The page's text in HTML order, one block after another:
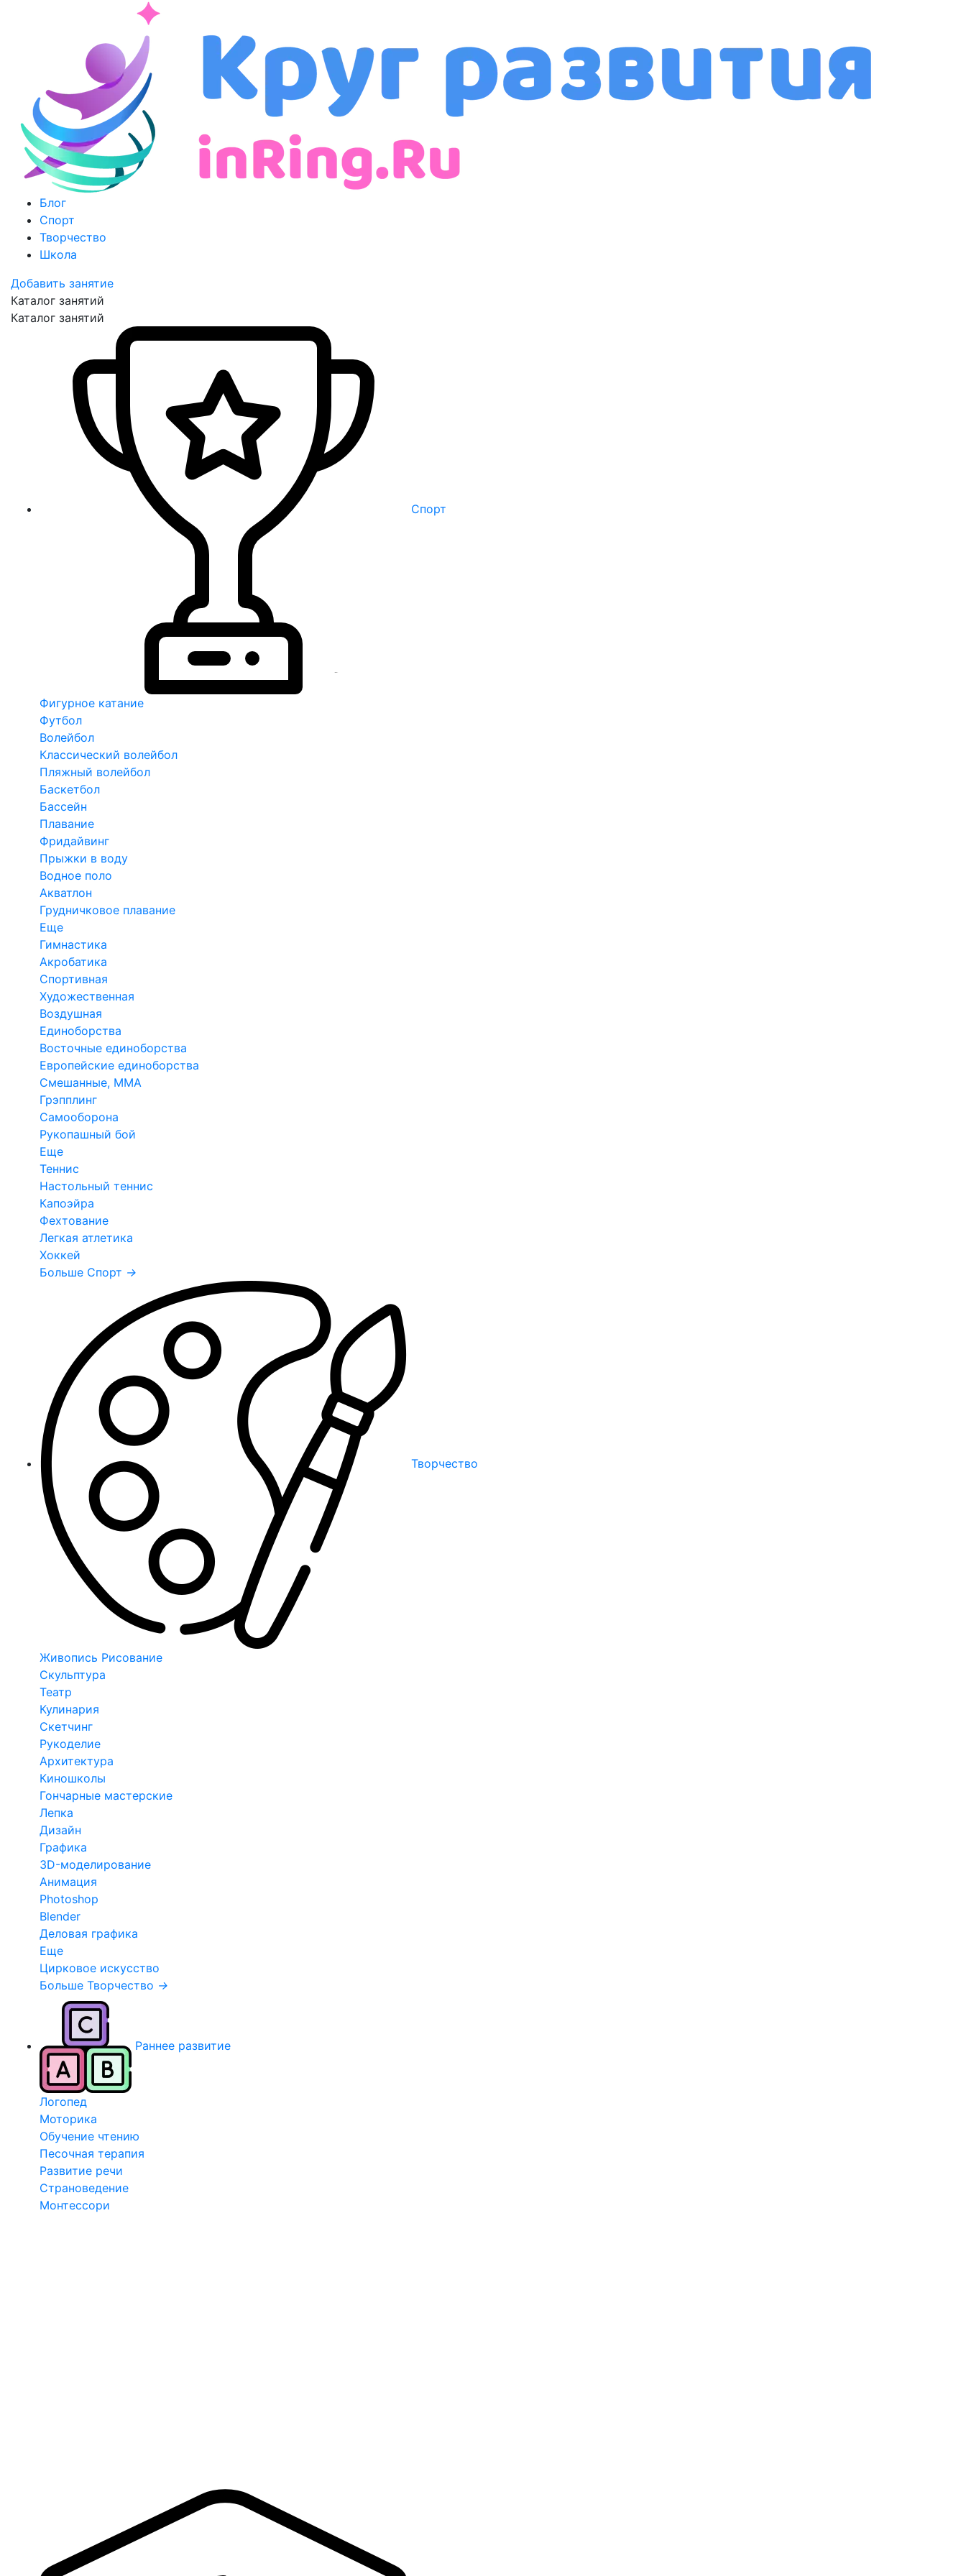
Блог
Спорт
Творчество
Школа
Добавить занятие
Каталог занятий
Каталог занятий
Спорт
Фигурное катание
Футбол
Волейбол
Классический волейбол
Пляжный волейбол
Баскетбол
Бассейн
Плавание
Фридайвинг
Прыжки в воду
Водное поло
Акватлон
Грудничковое плавание
Еще
Гимнастика
Акробатика
Спортивная
Художественная
Воздушная
Единоборства
Восточные единоборства
Европейские единоборства
Смешанные, ММА
Грэпплинг
Самооборона
Рукопашный бой
Еще
Теннис
Настольный теннис
Капоэйра
Фехтование
Легкая атлетика
Хоккей
Больше Спорт →
Творчество
Живопись Рисование
Скульптура
Театр
Кулинария
Скетчинг
Рукоделие
Архитектура
Киношколы
Гончарные мастерские
Лепка
Дизайн
Графика
3D-моделирование
Анимация
Photoshop
Blender
Деловая графика
Еще
Цирковое искусство
Больше Творчество →
Раннее развитие
Логопед
Моторика
Обучение чтению
Песочная терапия
Развитие речи
Страноведение
Монтессори